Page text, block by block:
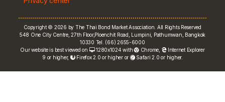
e-bookbuilding
FRN Rate
Bond Price
Copyright © 2026 by The Thai Bond Market Association. All Rights Reserved
548 One City Centre, 27th Floor,Ploenchit Road, Lumpini, Pathumwan, Bangkok
10330 Tel. (66) 2655-6000
Our website is best viewed on
1280x1024 with Chrome
Internet Explorer
9 or higher,
Firefox 2.0 or higher or Safari 2.0 or higher.